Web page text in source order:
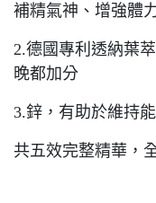
補精氣神、增強體
2.德國專利透納葉
晚都加分
3.鋅，有助於維持
共五效完整精華，